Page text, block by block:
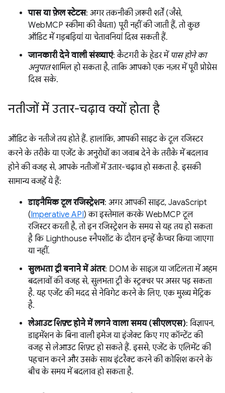
पास या फ़ेल स्टेटस: अगर तकनीकी ज़रूरी शर्तें (जैसे,
WebMCP स्कीमा की वैधता) पूरी नहीं की जाती हैं, तो कुछ
ऑडिट में गड़बड़ियां या चेतावनियां दिख सकती हैं.
जानकारी देने वाली संख्याएं: कैटगरी के हेडर में पास होने का
अनुपातशामिल हो सकता है, ताकि आपको एक नज़र में पूरी प्रोग्रेस
दिख सके.
नतीजों में उतार-चढ़ाव क्यों होता है
ऑडिट के नतीजे तय होते हैं. हालांकि, आपकी साइट के टूल रजिस्टर
करने के तरीके या एजेंट के अनुरोधों का जवाब देने के तरीके में बदलाव
होने की वजह से, आपके नतीजों में उतार-चढ़ाव हो सकता है. इसकी
सामान्य वजहें ये हैं:
डाइनैमिक टूल रजिस्ट्रेशन: अगर आपकी साइट, JavaScript
(Imperative API) का इस्तेमाल करके WebMCP टूल
रजिस्टर करती है, तो इन रजिस्ट्रेशन के समय से यह तय हो सकता
है कि Lighthouse स्नैपशॉट के दौरान इन्हें कैप्चर किया जाएगा
या नहीं.
सुलभता ट्री बनाने में अंतर: DOM के साइज़ या जटिलता में अहम
बदलावों की वजह से, सुलभता ट्री के स्ट्रक्चर पर असर पड़ सकता
है. यह एजेंट की मदद से नेविगेट करने के लिए, एक मुख्य मेट्रिक
है.
लेआउट शिफ़्ट होने में लगने वाला समय (सीएलएस): विज्ञापन,
डाइमेंशन के बिना वाली इमेज या इंजेक्ट किए गए कॉन्टेंट की
वजह से लेआउट शिफ़्ट हो सकते हैं. इससे, एजेंट के एलिमेंट की
पहचान करने और उसके साथ इंटरैक्ट करने की कोशिश करने के
बीच के समय में बदलाव हो सकता है.